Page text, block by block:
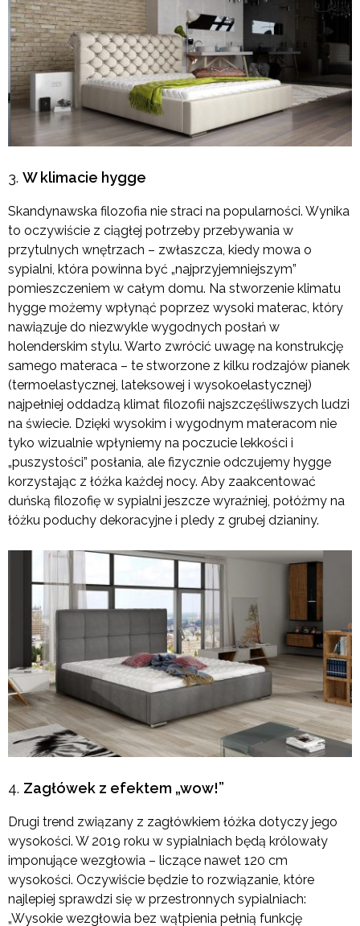
W klimacie hygge
Skandynawska filozofia nie straci na popularności. Wynika
to oczywiście z ciągłej potrzeby przebywania w
przytulnych wnętrzach – zwłaszcza, kiedy mowa o
sypialni, która powinna być „najprzyjemniejszym”
pomieszczeniem w całym domu. Na stworzenie klimatu
hygge możemy wpłynąć poprzez wysoki materac, który
nawiązuje do niezwykle wygodnych posłań w
holenderskim stylu. Warto zwrócić uwagę na konstrukcję
samego materaca – te stworzone z kilku rodzajów pianek
(termoelastycznej, lateksowej i wysokoelastycznej)
najpełniej oddadzą klimat filozofii najszczęśliwszych ludzi
na świecie. Dzięki wysokim i wygodnym materacom nie
tyko wizualnie wpłyniemy na poczucie lekkości i
„puszystości” posłania, ale fizycznie odczujemy hygge
korzystając z łóżka każdej nocy. Aby zaakcentować
duńską filozofię w sypialni jeszcze wyraźniej, połóżmy na
łóżku poduchy dekoracyjne i pledy z grubej dzianiny.
Zagłówek z efektem „wow!”
Drugi trend związany z zagłówkiem łóżka dotyczy jego
wysokości. W 2019 roku w sypialniach będą królowały
imponujące wezgłowia – liczące nawet 120 cm
wysokości. Oczywiście będzie to rozwiązanie, które
najlepiej sprawdzi się w przestronnych sypialniach:
„Wysokie wezgłowia bez wątpienia pełnią funkcję